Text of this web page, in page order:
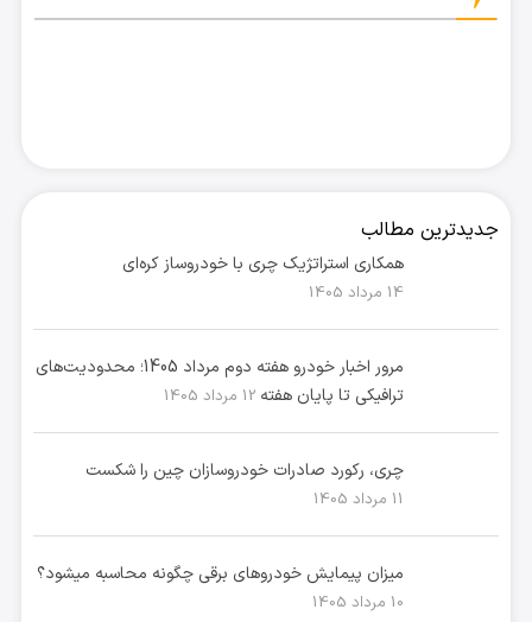
جدیدترین مطالب
همکاری استراتژیک چری با خودروساز کره‌ای
14 مرداد 1405
مرور اخبار خودرو هفته دوم مرداد 1405؛ محدودیت‌های
ترافیکی تا پایان هفته 12 مرداد 1405
چری، رکورد صادرات خودروسازان چین را شکست
11 مرداد 1405
میزان پیمایش خودروهای برقی چگونه محاسبه میشود؟
10 مرداد 1405